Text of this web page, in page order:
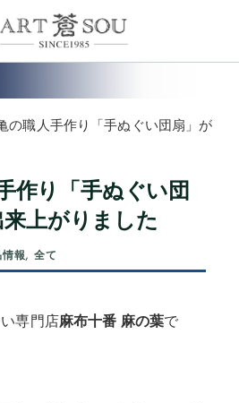
の職人手作り「手ぬぐい団扇」が
作り「手ぬぐい団
上がりました
報, 全て
専門店麻布十番 麻の葉で